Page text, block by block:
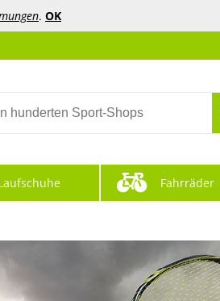
. OK
Fahrräder